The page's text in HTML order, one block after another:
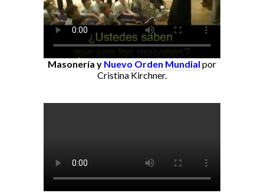
Masonería y Nuevo Orden Mundial por
Cristina Kirchner.